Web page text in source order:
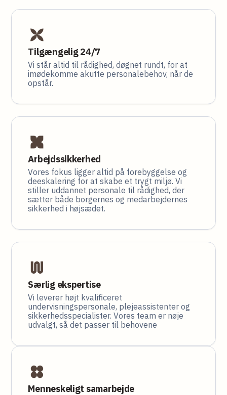
Tilgængelig 24/7
Vi står altid til rådighed, døgnet rundt, for at
imødekomme akutte personalebehov, når de
opstår.
Arbejdssikkerhed
Vores fokus ligger altid på forebyggelse og
deeskalering for at skabe et trygt miljø. Vi
stiller uddannet personale til rådighed, der
sætter både borgernes og medarbejdernes
sikkerhed i højsædet.
Særlig ekspertise
Vi leverer højt kvalificeret
undervisningspersonale, plejeassistenter og
sikkerhedsspecialister. Vores team er nøje
udvalgt, så det passer til behovene
Menneskeligt samarbejde